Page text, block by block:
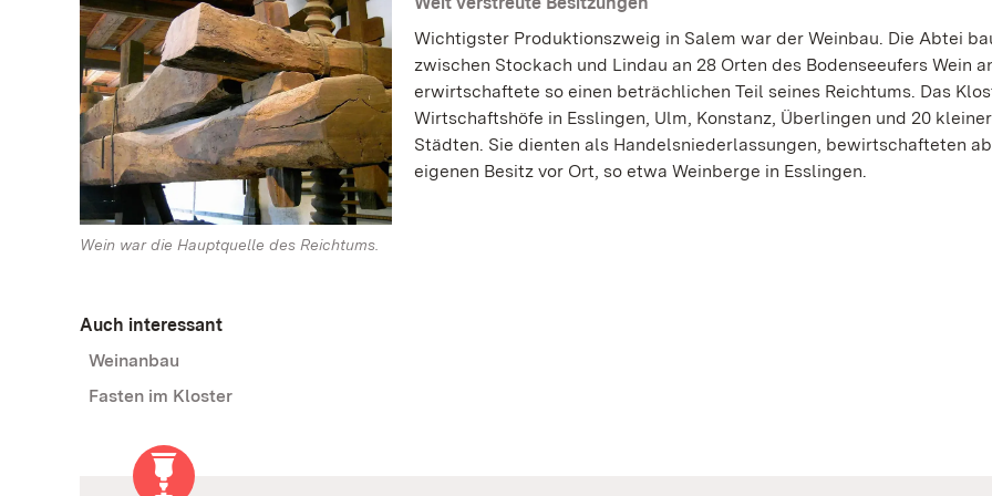
Wein war die Hauptquelle des Reichtums.
Wichtigster Produktionszweig in Salem war der Weinbau. Die Abtei
zwischen Stockach und Lindau an 28 Orten des Bodenseeufers Wein
erwirtschaftete so einen beträchlichen Teil seines Reichtums. Das
Wirtschaftshöfe in Esslingen, Ulm, Konstanz, Überlingen und 20
Städten. Sie dienten als Handelsniederlassungen, bewirtschafteten
eigenen Besitz vor Ort, so etwa Weinberge in Esslingen.
Auch interessant
Weinanbau
Fasten im Kloster